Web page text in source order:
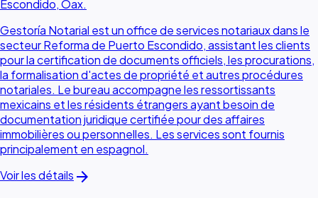
Escondido, Oax.
Gestoría Notarial est un office de services notariaux dans le
secteur Reforma de Puerto Escondido, assistant les clients
pour la certification de documents officiels, les procurations,
la formalisation d'actes de propriété et autres procédures
notariales. Le bureau accompagne les ressortissants
mexicains et les résidents étrangers ayant besoin de
documentation juridique certifiée pour des affaires
immobilières ou personnelles. Les services sont fournis
principalement en espagnol.
Voir les détails arrow_forward